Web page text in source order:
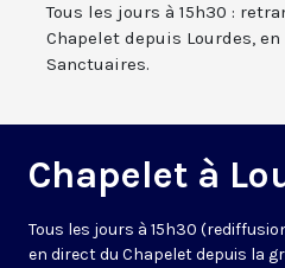
Tous les jours à 15h30 :
Chapelet depuis Lourdes,
Sanctuaires.
Chapelet à
Tous les jours à 15h30
en direct du Chapelet depuis la